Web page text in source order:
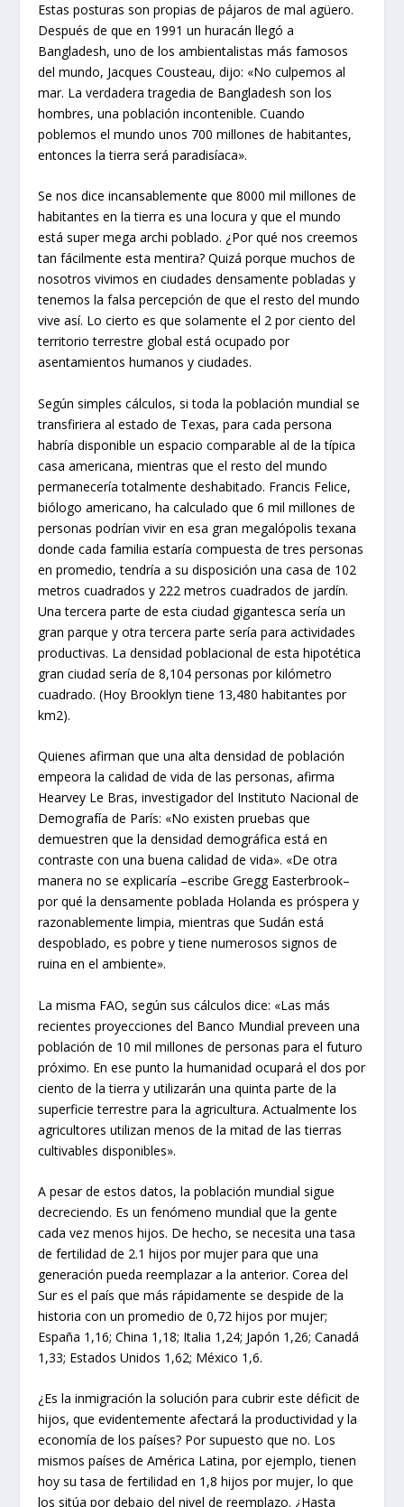
Estas posturas son propias de pájaros de mal agüero.
Después de que en 1991 un huracán llegó a
Bangladesh, uno de los ambientalistas más famosos
del mundo, Jacques Cousteau, dijo: «No culpemos al
mar. La verdadera tragedia de Bangladesh son los
hombres, una población incontenible. Cuando
poblemos el mundo unos 700 millones de habitantes,
entonces la tierra será paradisíaca».
Se nos dice incansablemente que 8000 mil millones de
habitantes en la tierra es una locura y que el mundo
está super mega archi poblado. ¿Por qué nos creemos
tan fácilmente esta mentira? Quizá porque muchos de
nosotros vivimos en ciudades densamente pobladas y
tenemos la falsa percepción de que el resto del mundo
vive así. Lo cierto es que solamente el 2 por ciento del
territorio terrestre global está ocupado por
asentamientos humanos y ciudades.
Según simples cálculos, si toda la población mundial se
transfiriera al estado de Texas, para cada persona
habría disponible un espacio comparable al de la típica
casa americana, mientras que el resto del mundo
permanecería totalmente deshabitado. Francis Felice,
biólogo americano, ha calculado que 6 mil millones de
personas podrían vivir en esa gran megalópolis texana
donde cada familia estaría compuesta de tres personas
en promedio, tendría a su disposición una casa de 102
metros cuadrados y 222 metros cuadrados de jardín.
Una tercera parte de esta ciudad gigantesca sería un
gran parque y otra tercera parte sería para actividades
productivas. La densidad poblacional de esta hipotética
gran ciudad sería de 8,104 personas por kilómetro
cuadrado. (Hoy Brooklyn tiene 13,480 habitantes por
km2).
Quienes afirman que una alta densidad de población
empeora la calidad de vida de las personas, afirma
Hearvey Le Bras, investigador del Instituto Nacional de
Demografía de París: «No existen pruebas que
demuestren que la densidad demográfica está en
contraste con una buena calidad de vida». «De otra
manera no se explicaría –escribe Gregg Easterbrook–
por qué la densamente poblada Holanda es próspera y
razonablemente limpia, mientras que Sudán está
despoblado, es pobre y tiene numerosos signos de
ruina en el ambiente».
La misma FAO, según sus cálculos dice: «Las más
recientes proyecciones del Banco Mundial preveen una
población de 10 mil millones de personas para el futuro
próximo. En ese punto la humanidad ocupará el dos por
ciento de la tierra y utilizarán una quinta parte de la
superficie terrestre para la agricultura. Actualmente los
agricultores utilizan menos de la mitad de las tierras
cultivables disponibles».
A pesar de estos datos, la población mundial sigue
decreciendo. Es un fenómeno mundial que la gente
cada vez menos hijos. De hecho, se necesita una tasa
de fertilidad de 2.1 hijos por mujer para que una
generación pueda reemplazar a la anterior. Corea del
Sur es el país que más rápidamente se despide de la
historia con un promedio de 0,72 hijos por mujer;
España 1,16; China 1,18; Italia 1,24; Japón 1,26; Canadá
1,33; Estados Unidos 1,62; México 1,6.
¿Es la inmigración la solución para cubrir este déficit de
hijos, que evidentemente afectará la productividad y la
economía de los países? Por supuesto que no. Los
mismos países de América Latina, por ejemplo, tienen
hoy su tasa de fertilidad en 1,8 hijos por mujer, lo que
los sitúa por debajo del nivel de reemplazo. ¿Hasta